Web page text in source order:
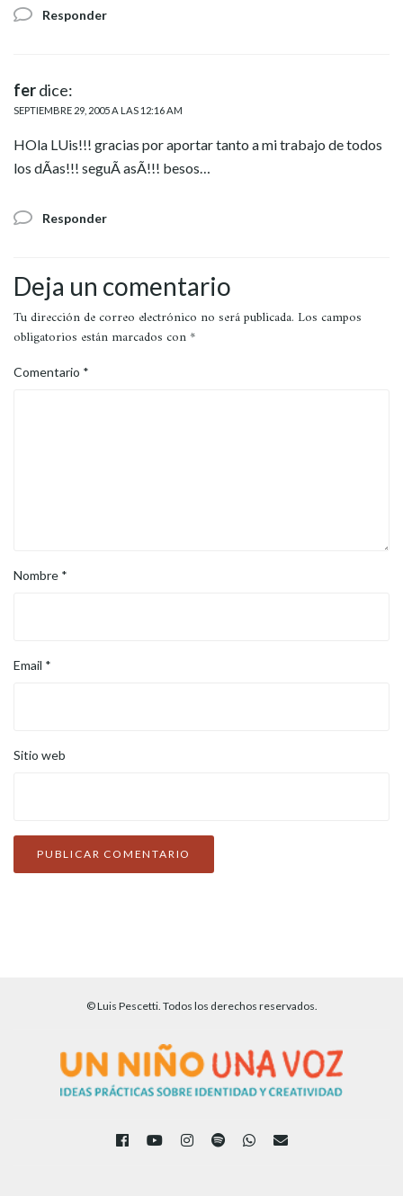
Responder
ferdice:
SEPTIEMBRE 29, 2005 A LAS 12:16 AM
HOla LUis!!! gracias por aportar tanto a mi trabajo de todos
los dÃ­as!!! seguÃ­ asÃ­!!! besos…
Responder
Deja un comentario
Tu dirección de correo electrónico no será publicada. Los campos
obligatorios están marcados con *
Comentario *
Nombre *
Email *
Sitio web
© Luis Pescetti. Todos los derechos reservados.